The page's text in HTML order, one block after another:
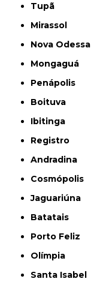
Tupã
Mirassol
Nova Odessa
Mongaguá
Penápolis
Boituva
Ibitinga
Registro
Andradina
Cosmópolis
Jaguariúna
Batatais
Porto Feliz
Olímpia
Santa Isabel